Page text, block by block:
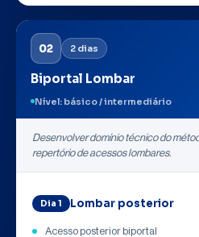
02 2 dias
Biportal Lombar
Nível: básico / intermediário
Desenvolver domínio técnico do
repertório de acessos lombares.
Dia 1 Lombar posterior
Acesso posterior biportal